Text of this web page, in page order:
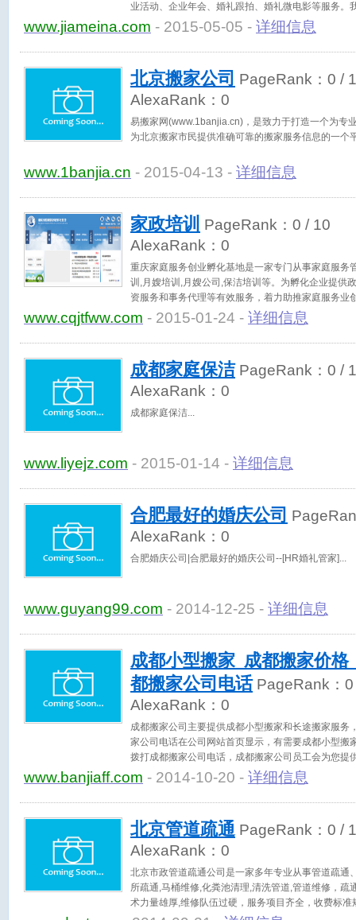
业活动、企业年会、婚礼跟拍、婚礼微电影等服务。
您在婚礼筹备中轻松惬意，为您打造一个独一无二的
84476996、84476995
www.jiameina.com - 2015-05-05 - 详细信息
北京搬家公司 PageRank： 0 /
AlexaRank： 0
易搬家网(www.1banjia.cn)，是致力于打造一个为专
为北京搬家市民提供准确可靠的搬家服务信息的一个
www.1banjia.cn - 2015-04-13 - 详细信息
家政培训 PageRank： 0 / 10
AlexaRank： 0
重庆家庭服务创业孵化基地是一家专门从事家庭服务
训,月嫂培训,月嫂公司,保洁培训等。为孵化企业提供
资服务和事务代理等有效服务，着力助推家庭服务业
www.cqjtfww.com - 2015-01-24 - 详细信息
成都家庭保洁PageRank： 0 /
AlexaRank： 0
成都家庭保洁
www.liyejz.com - 2015-01-14 - 详细信息
合肥最好的婚庆公司
AlexaRank： 0
合肥婚庆公司|合肥最好的婚庆公司--[HR婚礼管家]
www.guyang99.com - 2014-12-25 - 详细信息
成都小型搬家_成都搬家价格
都搬家公司电话PageRank： 0
AlexaRank： 0
成都搬家公司主要提供成都小型搬家和长途搬家服务
家公司电话在公司网站首页显示，有需要成都小型搬
拨打成都搬家公司电话，成都搬家公司员工会为您提
都搬家价格收取合理，值得信赖的公司。
www.banjiaff.com - 2014-10-20 - 详细信息
北京管道疏通PageRank： 0 /
AlexaRank： 0
北京市政管道疏通公司是一家多年专业从事管道疏通
所疏通,马桶维修,化粪池清理,清洗管道,管道维修，疏
术力量雄厚,维修队伍过硬，服务项目齐全，收费标